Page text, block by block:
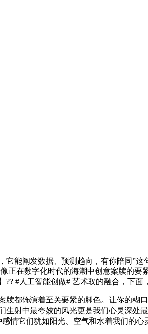
阐发数据、预测趋向，有你陪同”这
正在数字化时代的海潮中创意案牍的
#人工智能创做# 艺术取的融合，下面
饰演着至关要紧的脚色。让你的糊
射中最夸姣的风光更是我们心灵深处
情它们犹如阳光、空气和水着我们的心